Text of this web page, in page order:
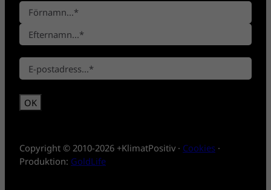
N
a
n
*
F
ö
r
a
m
n
t
e
m
n
E
-
*
Copyright © 2010-2026 +KlimatPositiv · Cookies ·
Produktion: GoldLife